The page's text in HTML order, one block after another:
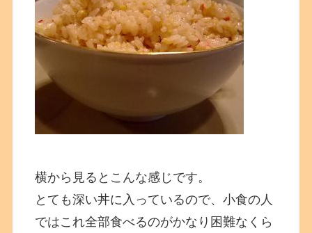
横から見るとこんな感じです。
とても深い丼に入っているので、小食の人
ではこれ全部食べるのがかなり困難なくら